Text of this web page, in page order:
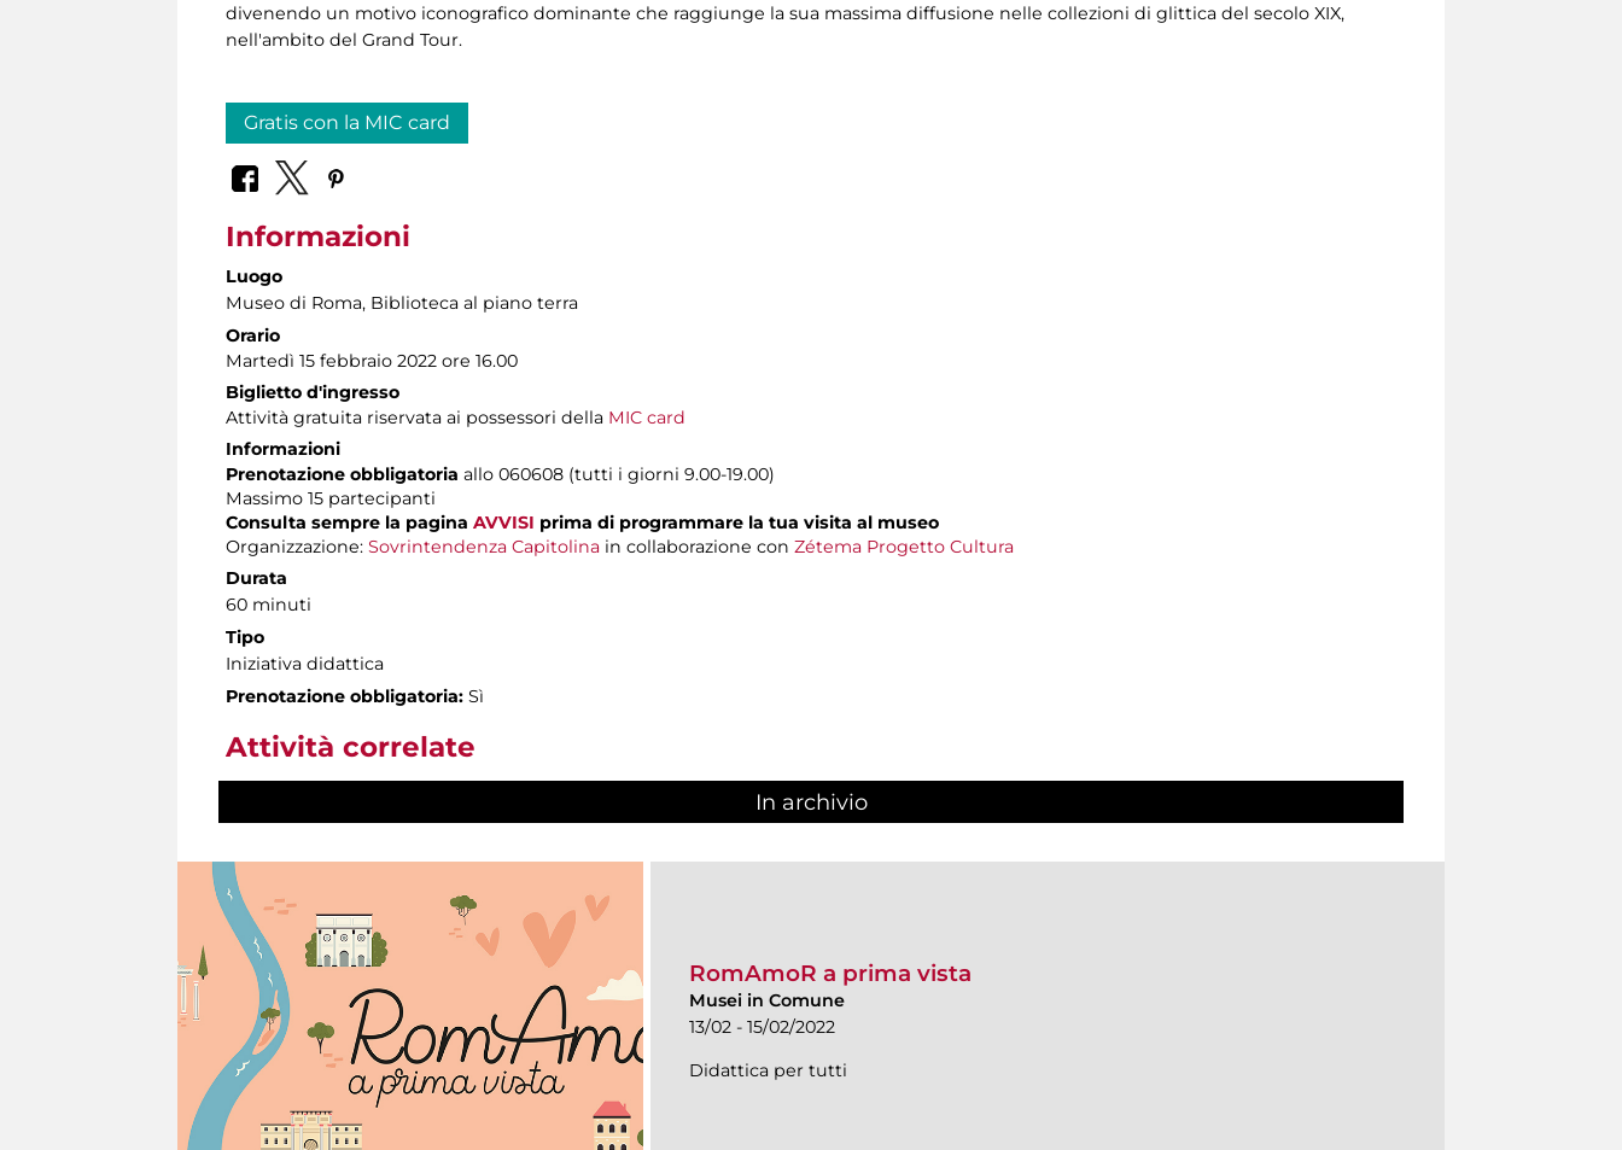
divenendo un motivo iconografico dominante che raggiunge la sua massima diffusione nelle collezioni di glittica del secolo XIX,
nell'ambito del Grand Tour.
Gratis con la MIC card
Informazioni
Luogo
Museo di Roma, Biblioteca al piano terra
Orario
Martedì 15 febbraio 2022 ore 16.00
Biglietto d'ingresso
Attività gratuita riservata ai possessori della MIC card
Informazioni
Prenotazione obbligatoria allo 060608 (tutti i giorni 9.00-19.00)
Massimo 15 partecipanti
Consulta sempre la pagina AVVISI prima di programmare la tua visita al museo
Organizzazione: Sovrintendenza Capitolina in collaborazione con Zétema Progetto Cultura
Durata
60 minuti
Tipo
Iniziativa didattica
Prenotazione obbligatoria: Sì
Attività correlate
In archivio
RomAmoR a prima vista
Musei in Comune
13/02 - 15/02/2022
Didattica per tutti